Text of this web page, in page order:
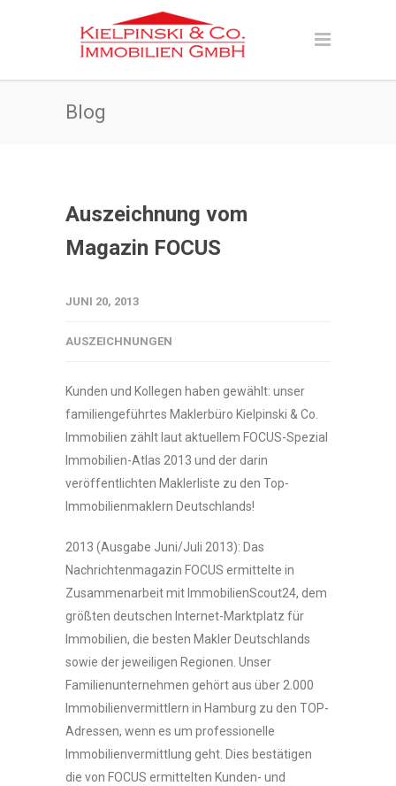
Blog
Auszeichnung vom
Magazin FOCUS
JUNI 20, 2013
AUSZEICHNUNGEN
Kunden und Kollegen haben gewählt: unser
familiengeführtes Maklerbüro Kielpinski & Co.
Immobilien zählt laut aktuellem FOCUS-Spezial
Immobilien-Atlas 2013 und der darin
veröffentlichten Maklerliste zu den Top-
Immobilienmaklern Deutschlands!
2013 (Ausgabe Juni/Juli 2013): Das
Nachrichtenmagazin FOCUS ermittelte in
Zusammenarbeit mit lmmobilienScout24, dem
größten deutschen Internet-Marktplatz für
Immobilien, die besten Makler Deutschlands
sowie der jeweiligen Regionen. Unser
Familienunternehmen gehört aus über 2.000
Immobilienvermittlern in Hamburg zu den TOP-
Adressen, wenn es um professionelle
Immobilienvermittlung geht. Dies bestätigen
die von FOCUS ermittelten Kunden- und